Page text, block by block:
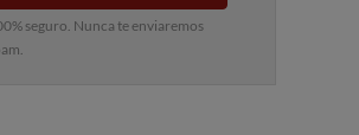
seguro. Nunca te enviaremos